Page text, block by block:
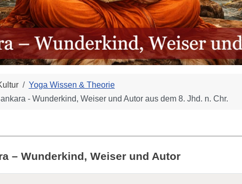
Yoga Wissen & Theorie
- Wunderkind, Weiser und Autor aus dem 8. Jhd. n. Chr.
– Wunderkind, Weiser und Autor